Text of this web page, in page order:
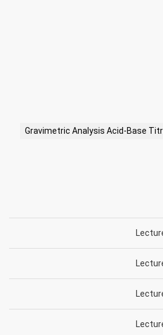
Gravimetric Analysis Acid-Base